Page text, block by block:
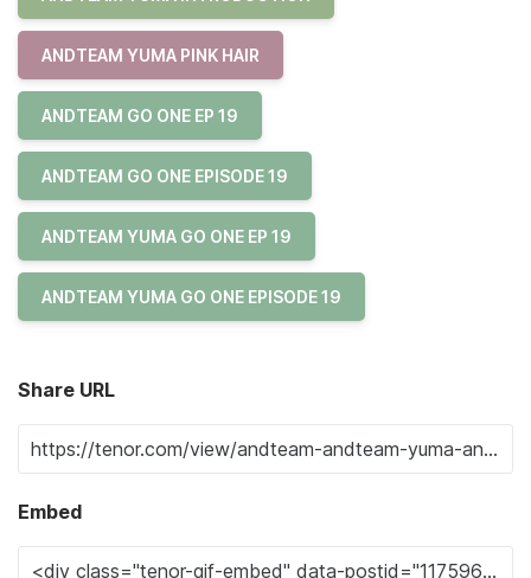
ANDTEAM YUMA PINK HAIR
ANDTEAM GO ONE EP 19
ANDTEAM GO ONE EPISODE 19
ANDTEAM YUMA GO ONE EP 19
ANDTEAM YUMA GO ONE EPISODE 19
Share URL
Embed